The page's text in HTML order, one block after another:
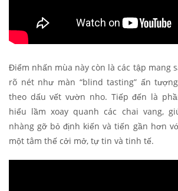
Điểm nhấn mùa này còn là các tập mang
rõ nét như màn “blind tasting” ấn
theo dấu vết vườn nho. Tiếp đến là
hiểu lầm xoay quanh các chai vang,
nhàng gỡ bỏ định kiến và tiến gần hơn
một tâm thế cởi mở, tự tin và tinh tế.